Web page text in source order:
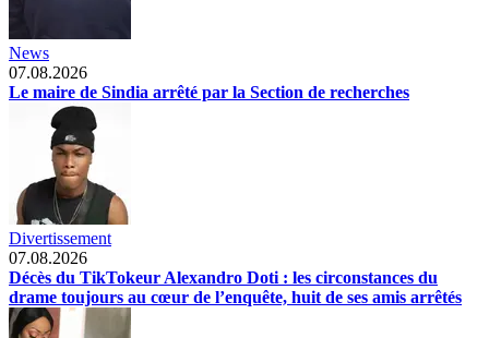
News
07.08.2026
Le maire de Sindia arrêté par la Section de recherches
Divertissement
07.08.2026
Décès du TikTokeur Alexandro Doti : les circonstances du
drame toujours au cœur de l’enquête, huit de ses amis arrêtés